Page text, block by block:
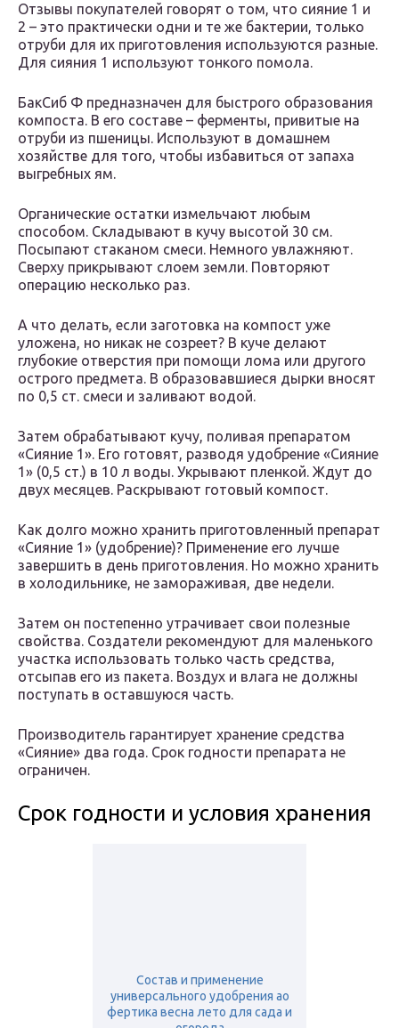
Отзывы покупателей говорят о том, что сияние 1 и
2 – это практически одни и те же бактерии, только
отруби для их приготовления используются разные.
Для сияния 1 используют тонкого помола.
БакСиб Ф предназначен для быстрого образования
компоста. В его составе – ферменты, привитые на
отруби из пшеницы. Используют в домашнем
хозяйстве для того, чтобы избавиться от запаха
выгребных ям.
Органические остатки измельчают любым
способом. Складывают в кучу высотой 30 см.
Посыпают стаканом смеси. Немного увлажняют.
Сверху прикрывают слоем земли. Повторяют
операцию несколько раз.
А что делать, если заготовка на компост уже
уложена, но никак не созреет? В куче делают
глубокие отверстия при помощи лома или другого
острого предмета. В образовавшиеся дырки вносят
по 0,5 ст. смеси и заливают водой.
Затем обрабатывают кучу, поливая препаратом
«Сияние 1». Его готовят, разводя удобрение «Сияние
1» (0,5 ст.) в 10 л воды. Укрывают пленкой. Ждут до
двух месяцев. Раскрывают готовый компост.
Как долго можно хранить приготовленный препарат
«Сияние 1» (удобрение)? Применение его лучше
завершить в день приготовления. Но можно хранить
в холодильнике, не замораживая, две недели.
Затем он постепенно утрачивает свои полезные
свойства. Создатели рекомендуют для маленького
участка использовать только часть средства,
отсыпав его из пакета. Воздух и влага не должны
поступать в оставшуюся часть.
Производитель гарантирует хранение средства
«Сияние» два года. Срок годности препарата не
ограничен.
Срок годности и условия хранения
Состав и применение
универсального удобрения ао
фертика весна лето для сада и